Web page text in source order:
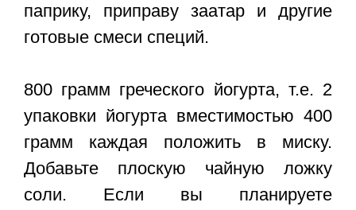
паприку, приправу заатар и другие
готовые смеси специй.
800 грамм греческого йогурта, т.е. 2
упаковки йогурта вместимостью 400
грамм каждая положить в миску.
Добавьте плоскую чайную ложку
соли. Если вы планируете